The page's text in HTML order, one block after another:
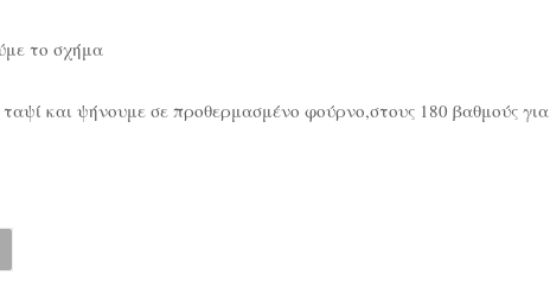
το σχήμα
και ψήνουμε σε προθερμασμένο φούρνο,στους 180 βαθμούς για